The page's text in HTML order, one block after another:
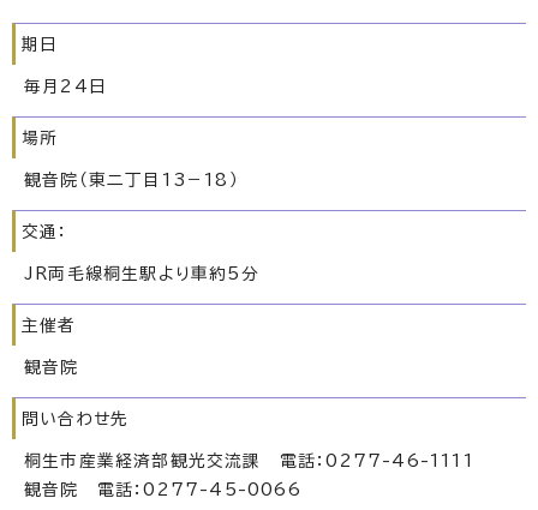
期日
毎月24日
場所
観音院（東二丁目13－18）
交通：
JR両毛線桐生駅より車約5分
主催者
観音院
問い合わせ先
桐生市産業経済部観光交流課 電話：0277-46-1111
観音院 電話：0277-45-0066